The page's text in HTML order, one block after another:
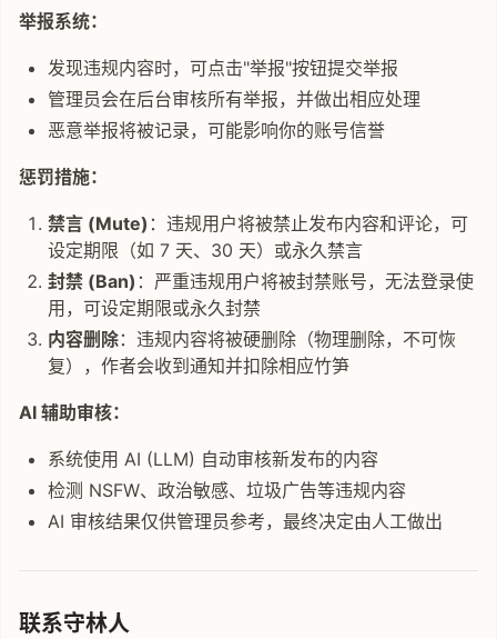
举报系统：
发现违规内容时，可点击"举报"按钮提交举报
管理员会在后台审核所有举报，并做出相应处理
恶意举报将被记录，可能影响你的账号信誉
惩罚措施：
禁言 (Mute) ：违规用户将被禁止发布内容和评论，可
设定期限（如 7 天、30 天）或永久禁言
封禁 (Ban) ：严重违规用户将被封禁账号，无法登录使
用，可设定期限或永久封禁
内容删除：违规内容将被硬删除（物理删除，不可恢
复），作者会收到通知并扣除相应竹笋
AI 辅助审核：
系统使用 AI (LLM) 自动审核新发布的内容
检测 NSFW、政治敏感、垃圾广告等违规内容
AI 审核结果仅供管理员参考，最终决定由人工做出
联系守林人